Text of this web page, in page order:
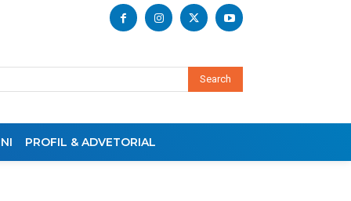
Search
PROFIL & ADVETORIAL